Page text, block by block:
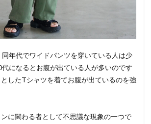
年代でワイドパンツを穿いている人は少
になるとお腹が出ている人が多いのです
したTシャツを着てお腹が出ているのを強
に関わる者として不思議な現象の一つで